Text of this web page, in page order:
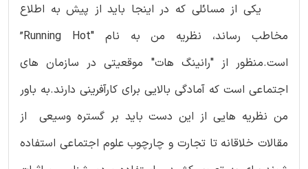
یکی از مسائلی که در اینجا باید از پیش به اطلاع
مخاطب رساند، نظریه من به نام "Running Hot”
است.منظور از "رانینگ هات" موقعیتی در سازمان های
اجتماعی است که آمادگی بالایی برای کارآفرینی دارند.به باور
من نظریه هایی از این دست باید بر گستره وسیعی از
مقالات خلاقانه تا تجارت و چارچوب علوم اجتماعی استفاده